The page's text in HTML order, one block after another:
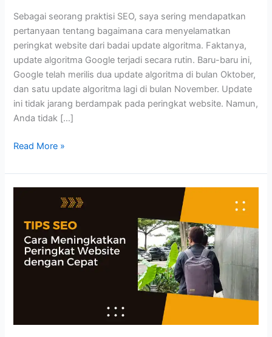
Sebagai seorang praktisi SEO, saya sering mendapatkan
pertanyaan tentang bagaimana cara menyelamatkan
peringkat website dari badai update algoritma. Faktanya,
update algoritma Google terjadi secara rutin. Baru-baru ini,
Google telah merilis dua update algoritma di bulan Oktober,
dan satu update algoritma lagi di bulan November. Update
ini tidak jarang berdampak pada peringkat website. Namun,
Anda tidak […]
Cara
Peringkat
Website
Update
Algoritma
Read More »